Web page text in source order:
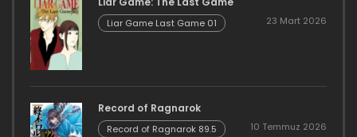
Liar Game Last Game 01 23 Mart 2026
Record of Ragnarok
Record of Ragnarok 89.5 10 Temmuz 2026